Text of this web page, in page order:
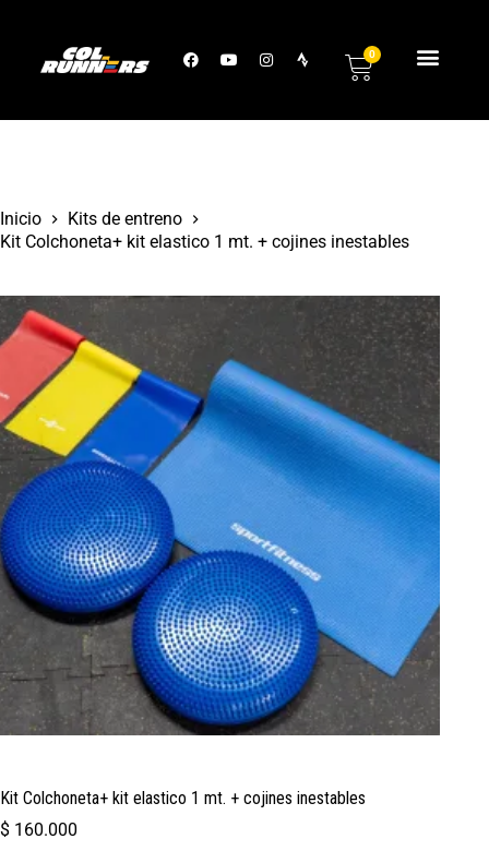
0
Inicio
Kits de entreno
Kit Colchoneta+ kit elastico 1 mt. + cojines inestables
Kit Colchoneta+ kit elastico 1 mt. + cojines inestables
$ 160.000